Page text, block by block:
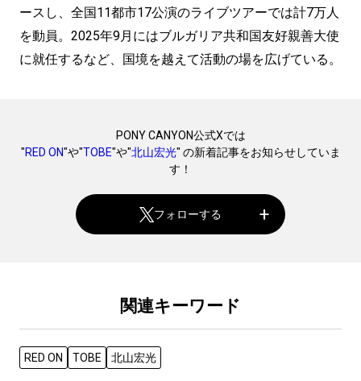
ースし、全国11都市17公演のライブツアーでは計7万人
を動員。2025年9月にはブルガリア共和国友好親善大使
に就任するなど、国境を越えて活動の場を広げている。
PONY CANYON公式Xでは
"RED ON"や"TOBE"や"北山宏光" の新着記事をお知らせしていま
す！
フォローする
関連キーワード
RED ON TOBE 北山宏光